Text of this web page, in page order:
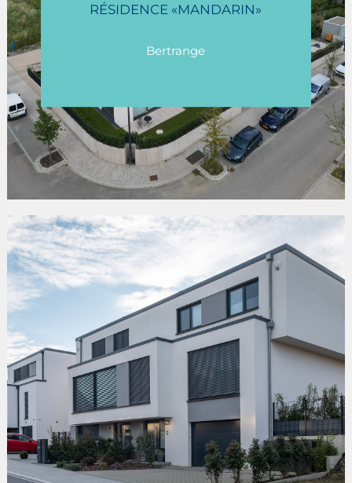
RÉSIDENCE «MANDARIN»
Bertrange